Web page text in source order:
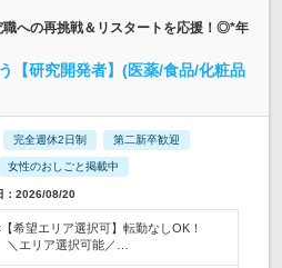
への再挑戦＆リスタートを応援！◎*年
【研究開発者】(医薬/食品/化粧品
完全週休2日制 第二新卒歓迎
女性のおしごと掲載中
：2026/08/20
希望エリア選択可】転勤なしOK！
＼エリア選択可能／…